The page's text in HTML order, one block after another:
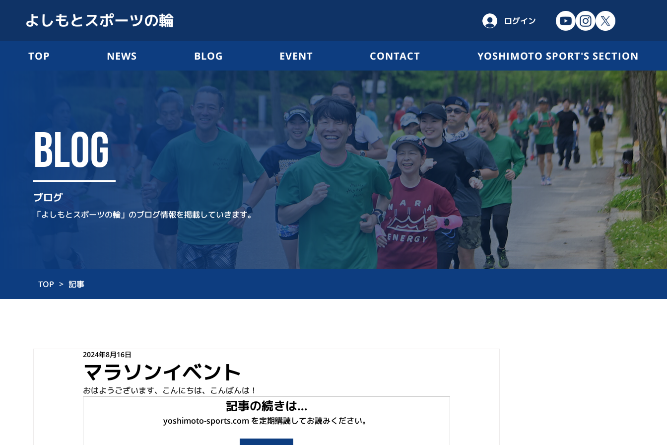
よしもとスポーツの輪 ログイン
TOP NEWS BLOG EVENT CONTACT YOSHIMOTO SPORT'S SECTION
BLOG
ブログ
「よしもとスポーツの輪」のブログ情報を掲載していきます。
TOP > 記事
マラソンイベント
2024年8月16日
おはようございます、こんにちは、こんばんは！
記事の続きは…
yoshimoto-sports.com を定期購読してお読みください。